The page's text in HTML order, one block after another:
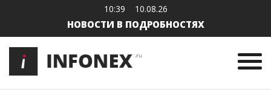
10:39 10.08.26
НОВОСТИ В ПОДРОБНОСТЯХ